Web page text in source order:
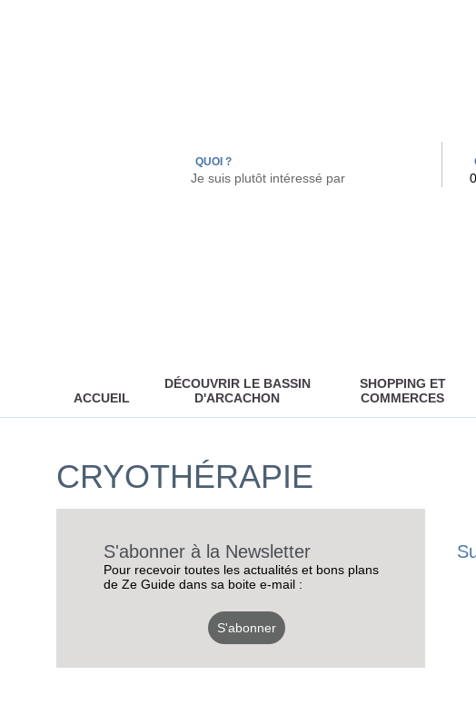
QUOI ?
ACCUEIL
DÉCOUVRIR LE BASSIN
D'ARCACHON
SHOPPING ET
COMMERCES
CRYOTHÉRAPIE
S'abonner à la Newsletter
Pour recevoir toutes les actualités et bons plans
de Ze Guide dans sa boite e-mail :
S'abonner